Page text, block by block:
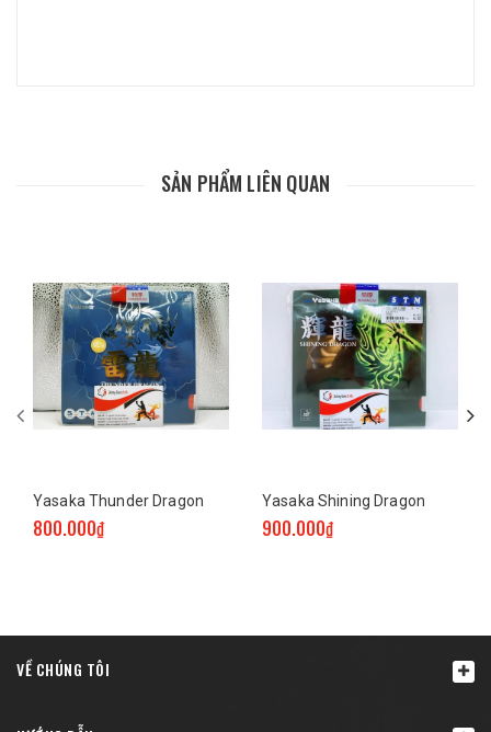
SẢN PHẨM LIÊN QUAN
Yasaka Thunder Dragon
800.000₫
Yasaka Shining Dragon
900.000₫
VỀ CHÚNG TÔI